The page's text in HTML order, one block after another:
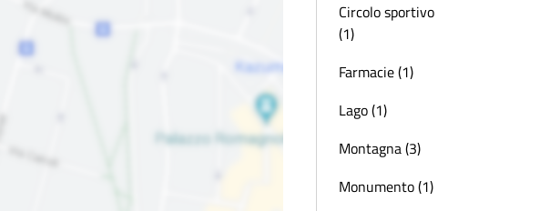
Circolo sportivo
(1)
Farmacie (1)
Lago (1)
Montagna (3)
Monumento (1)